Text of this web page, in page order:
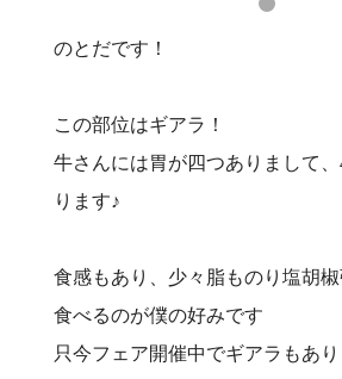
のとだです！
この部位はギアラ！
牛さんには胃が四つありまして
ります♪
食感もあり、少々脂ものり塩胡
食べるのが僕の好みです
只今フェア開催中でギアラもあり